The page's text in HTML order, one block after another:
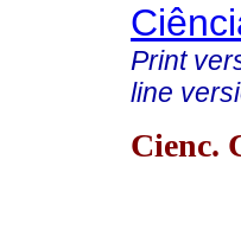
Print
line
Cienc.